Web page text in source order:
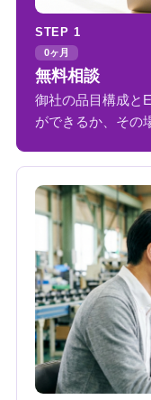
STEP 1
0ヶ月
無料相談
御社の品目構成と
ができるか、その